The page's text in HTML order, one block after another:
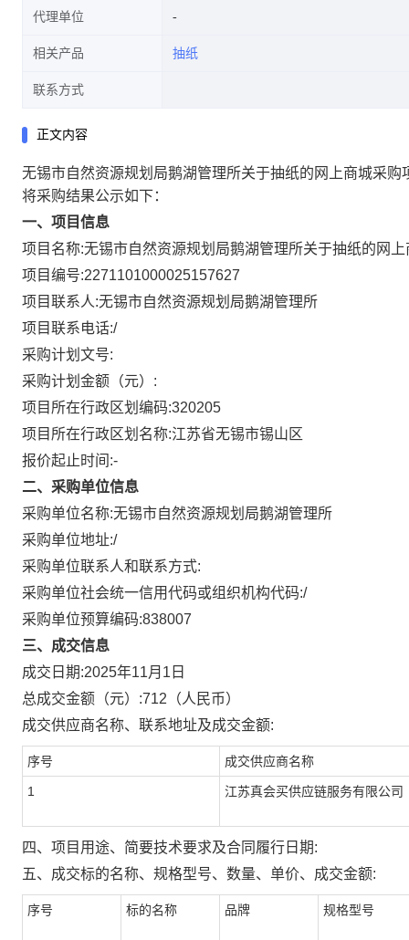
代理单位
相关产品 抽纸
联系方式
正文内容
无锡市自然资源规划局鹅湖管理所关于抽纸的网上商城采购
将采购结果公示如下：
一、项目信息
项目名称:无锡市自然资源规划局鹅湖管理所关于抽纸的网
项目编号:2271101000025157627
项目联系人:无锡市自然资源规划局鹅湖管理所
项目联系电话:/
采购计划文号:
采购计划金额（元）:
项目所在行政区划编码:320205
项目所在行政区划名称:江苏省无锡市锡山区
报价起止时间:-
二、采购单位信息
采购单位名称:无锡市自然资源规划局鹅湖管理所
采购单位地址:/
采购单位联系人和联系方式:
采购单位社会统一信用代码或组织机构代码:/
采购单位预算编码:838007
三、成交信息
成交日期:2025年11月1日
总成交金额（元）:712 （人民币）
成交供应商名称、联系地址及成交金额:
序号 成交供应商名称
1 江苏真会买供应链服务有限公司
四、项目用途、简要技术要求及合同履行日期:
五、成交标的名称、规格型号、数量、单价、成交金额:
序号 标的名称 品牌 规格型号